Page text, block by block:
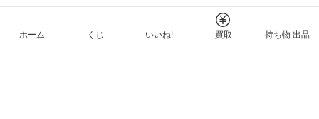
ホーム くじ いいね! 買取 持ち物 出品